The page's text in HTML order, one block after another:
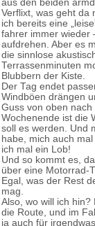
aus den beiden
Verflixt, was geht da
ich bereits eine
fahrer immer wieder
aufdrehen. Aber es
die sinnlose
Terrassenminuten
Blubbern der Kiste.
Der Tag endet
Windböen drängen
Guss von oben
Wochenende ist die
soll es werden. Und
habe, mich auch
ich mal ein Lob!
Und so kommt es,
über eine Motorrad-
Egal, was der Rest
mag.
Also, wo will ich hin?
die Route, und im
ja auch für